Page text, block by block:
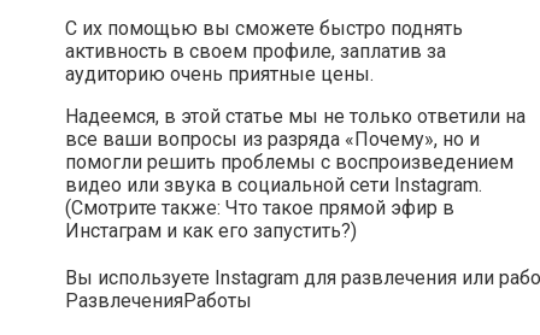
С их помощью вы сможете быстро поднять
активность в своем профиле, заплатив за
аудиторию очень приятные цены.
Надеемся, в этой статье мы не только ответили на
все ваши вопросы из разряда «Почему», но и
помогли решить проблемы с воспроизведением
видео или звука в социальной сети Instagram.
(Смотрите также: Что такое прямой эфир в
Инстаграм и как его запустить?)
Вы используете Instagram для развлечения или
РазвлеченияРаботы